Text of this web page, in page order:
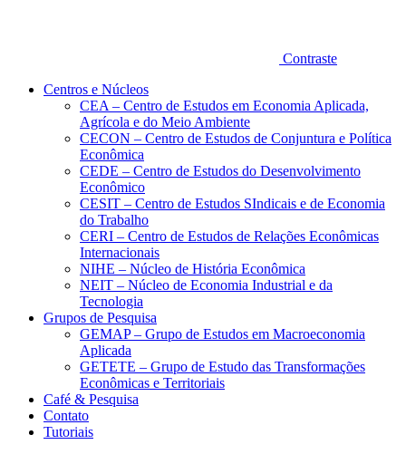
Contraste
Centros e Núcleos
CEA – Centro de Estudos em Economia Aplicada,
Agrícola e do Meio Ambiente
CECON – Centro de Estudos de Conjuntura e Política
Econômica
CEDE – Centro de Estudos do Desenvolvimento
Econômico
CESIT – Centro de Estudos SIndicais e de Economia
do Trabalho
CERI – Centro de Estudos de Relações Econômicas
Internacionais
NIHE – Núcleo de História Econômica
NEIT – Núcleo de Economia Industrial e da
Tecnologia
Grupos de Pesquisa
GEMAP – Grupo de Estudos em Macroeconomia
Aplicada
GETETE – Grupo de Estudo das Transformações
Econômicas e Territoriais
Café & Pesquisa
Contato
Tutoriais